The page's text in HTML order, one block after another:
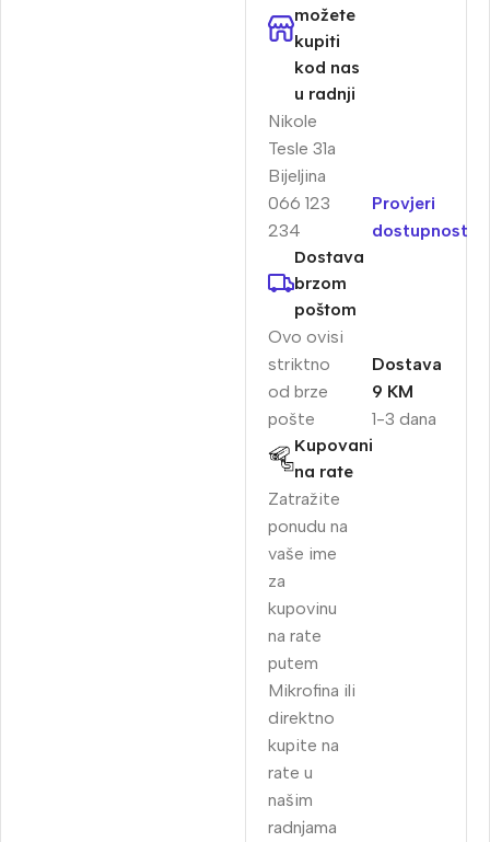
možete
kupiti
kod nas
u radnji
Nikole
Tesle 31a
Bijeljina
066 123
234
Provjeri
dostupnost
Dostava
brzom
poštom
Ovo ovisi
striktno
od brze
pošte
1-3 dana
Dostava
9 KM
Kupovani
na rate
Zatražite
ponudu na
vaše ime
za
kupovinu
na rate
putem
Mikrofina ili
direktno
kupite na
rate u
našim
radnjama